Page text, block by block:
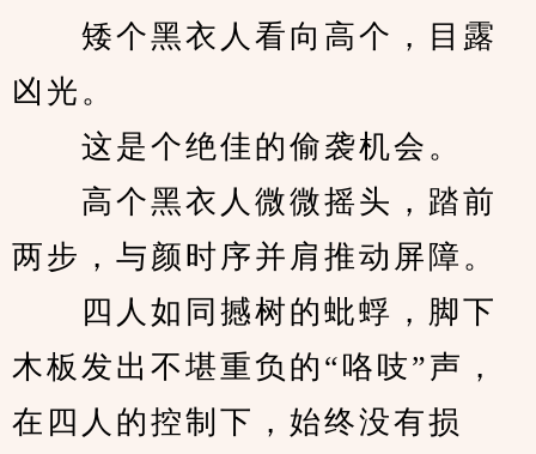
矮个黑衣人看向高个，目露
凶光。
这是个绝佳的偷袭机会。
高个黑衣人微微摇头，踏前
两步，与颜时序并肩推动屏障。
四人如同撼树的蚍蜉，脚下
木板发出不堪重负的“咯吱”声，
在四人的控制下，始终没有损